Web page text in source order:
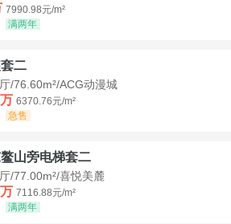
7990.98元/m²
满两年
二
/76.60m²/ACG动漫城
6370.76元/m²
急售
山旁电梯套二
/77.00m²/喜悦美麓
7116.88元/m²
满两年